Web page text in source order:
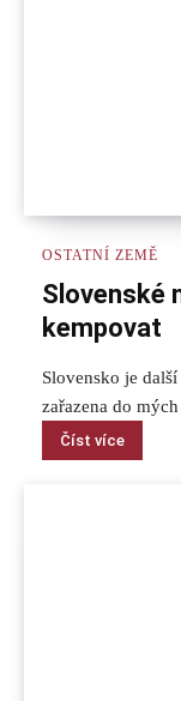
OSTATNÍ ZEMĚ
Slovenské
kempovat
Slovensko je
zařazena do
Číst více